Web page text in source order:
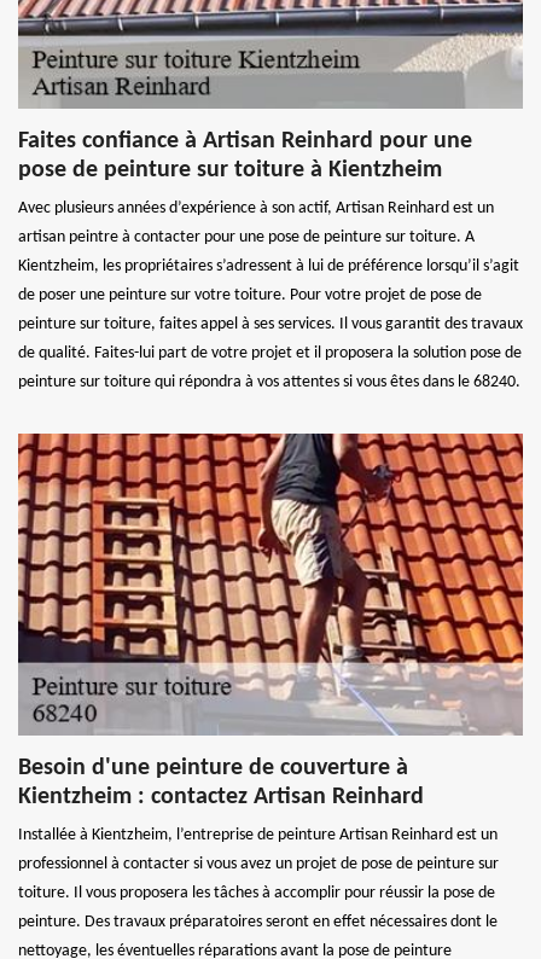
Faites confiance à Artisan Reinhard pour une
pose de peinture sur toiture à Kientzheim
Avec plusieurs années d’expérience à son actif, Artisan Reinhard est un
artisan peintre à contacter pour une pose de peinture sur toiture. A
Kientzheim, les propriétaires s’adressent à lui de préférence lorsqu’il s’agit
de poser une peinture sur votre toiture. Pour votre projet de pose de
peinture sur toiture, faites appel à ses services. Il vous garantit des travaux
de qualité. Faites-lui part de votre projet et il proposera la solution pose de
peinture sur toiture qui répondra à vos attentes si vous êtes dans le 68240.
Besoin d'une peinture de couverture à
Kientzheim : contactez Artisan Reinhard
Installée à Kientzheim, l’entreprise de peinture Artisan Reinhard est un
professionnel à contacter si vous avez un projet de pose de peinture sur
toiture. Il vous proposera les tâches à accomplir pour réussir la pose de
peinture. Des travaux préparatoires seront en effet nécessaires dont le
nettoyage, les éventuelles réparations avant la pose de peinture